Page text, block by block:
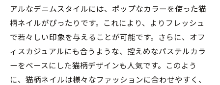
アルなデニムスタイルには、ポップなカラーを使った猫
柄ネイルがぴったりです。これにより、よりフレッシュ
で若々しい印象を与えることが可能です。さらに、オフ
ィスカジュアルにも合うような、控えめなパステルカラ
ーをベースにした猫柄デザインも人気です。このよう
に、猫柄ネイルは様々なファッションに合わせやすく、